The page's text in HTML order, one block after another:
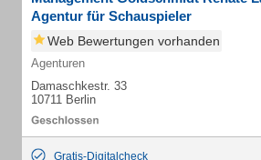
Agentur für Schauspieler
Web Bewertungen vorhanden
Agenturen
Damaschkestr. 33
10711 Berlin
Gratis-Digitalcheck